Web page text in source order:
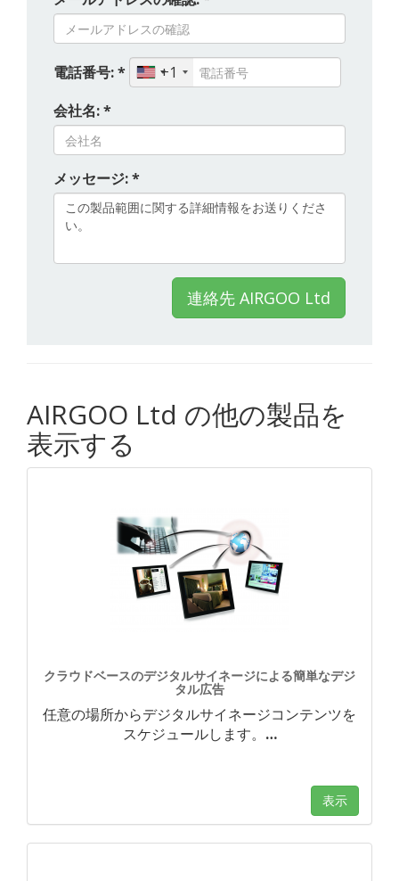
電話番号: *
+1
会社名: *
メッセージ: *
連絡先 AIRGOO Ltd
AIRGOO Ltd の他の製品を
表示する
クラウドベースのデジタルサイネージによる簡単なデジ
タル広告
任意の場所からデジタルサイネージコンテンツを
スケジュールします。 …
表示